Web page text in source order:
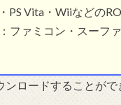
PS Vita・Wiiなどの
：ファミコン・スー
ンロードすることがで